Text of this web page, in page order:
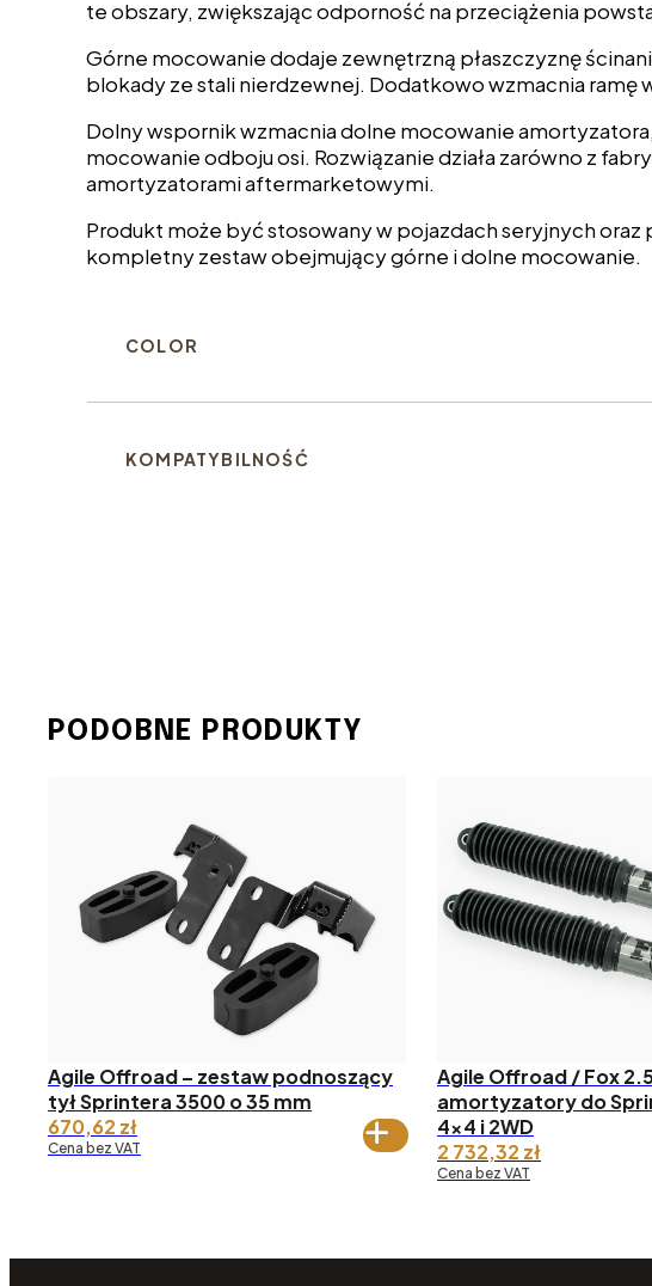
te obszary, zwiększając odporność na przeciążenia
Górne mocowanie dodaje zewnętrzną płaszczyznę
blokady ze stali nierdzewnej. Dodatkowo wzmacnia ramę
Dolny wspornik wzmacnia dolne mocowanie
mocowanie odboju osi. Rozwiązanie działa zarówno z
amortyzatorami aftermarketowymi.
Produkt może być stosowany w pojazdach seryjnych
kompletny zestaw obejmujący górne i dolne mocowanie.
COLOR
KOMPATYBILNOŚĆ
PODOBNE PRODUKTY
Agile Offroad – zestaw podnoszący
tył Sprintera 3500 o 35 mm
670,62 zł
Cena bez VAT
Agile Offroad / Fox
amortyzatory do
4×4 i 2WD
2 732,32 zł
Cena bez VAT